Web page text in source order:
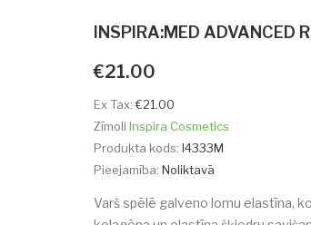
INSPIRA:MED ADVANCED
€21.00
Ex Tax:€21.00
Zīmoli Inspira Cosmetics
Produkta kods: I4333M
Pieejamība: Noliktavā
Varš spēlē galveno lomu elastīna,